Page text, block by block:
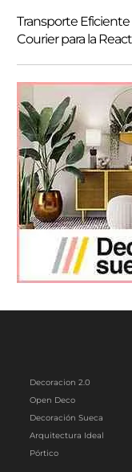
Transporte
Courier para la
Decoracion 2.0
Open Deco
Decoración Sueca
Arquitectura Ideal
Pórtico